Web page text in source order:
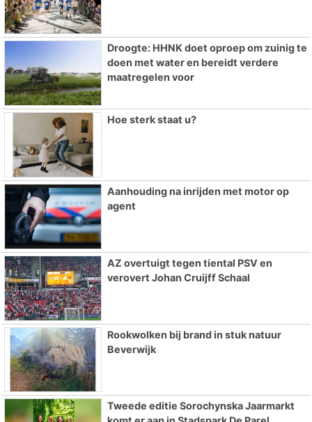
Droogte: HHNK doet oproep om zuinig te
doen met water en bereidt verdere
maatregelen voor
Hoe sterk staat u?
Aanhouding na inrijden met motor op
agent
AZ overtuigt tegen tiental PSV en
verovert Johan Cruijff Schaal
Rookwolken bij brand in stuk natuur
Beverwijk
Tweede editie Sorochynska Jaarmarkt